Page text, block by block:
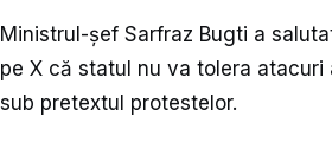
Ministrul-șef Sarfraz Bugti a
pe X că statul nu va tolera
sub pretextul protestelor.